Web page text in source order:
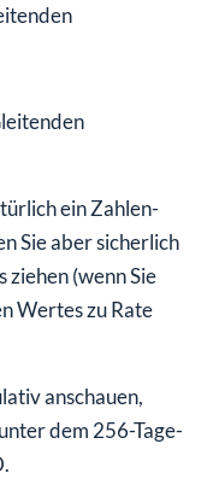
ein Zahlen-
Sie aber sicherlich
ziehen (wenn Sie
Wertes zu Rate
anschauen,
dem 256-Tage-